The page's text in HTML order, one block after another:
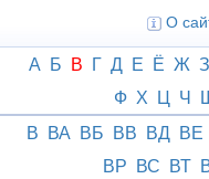
О
А Б В Г Д Е Ё Ж З
Ф Х Ц Ч
В ВА ВБ ВВ ВД ВЕ
ВР ВС ВТ